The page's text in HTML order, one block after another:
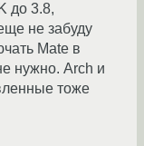
до 3.8,
не забуду
Mate в
нужно. Arch и
тоже